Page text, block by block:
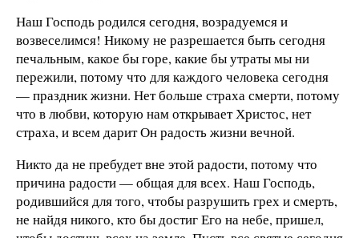
Наш Господь родился сегодня, возрадуемся и
возвеселимся! Никому не разрешается быть сегодня
печальным, какое бы горе, какие бы утраты мы ни
пережили, потому что для каждого человека сегодня
— праздник жизни. Нет больше страха смерти, потому
что в любви, которую нам открывает Христос, нет
страха, и всем дарит Он радость жизни вечной.
Никто да не пребудет вне этой радости, потому что
причина радости — общая для всех. Наш Господь,
родившийся для того, чтобы разрушить грех и смерть,
не найдя никого, кто бы достиг Его на небе, пришел,